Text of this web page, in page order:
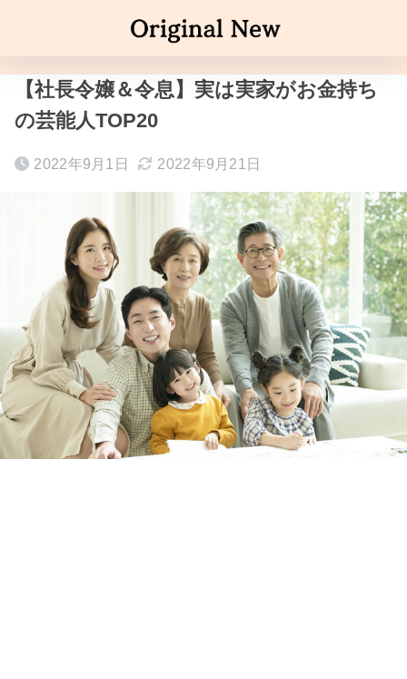
【社長令嬢＆令息】実は実家がお金持ち
の芸能人TOP20
2022年9月1日 2022年9月21日